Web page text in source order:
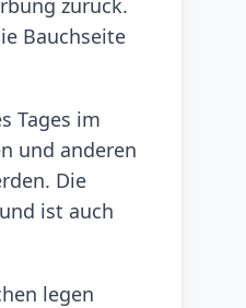
zurück.
Bauchseite
Tages im
und anderen
Die
ist auch
legen